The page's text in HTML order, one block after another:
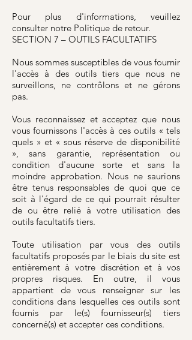
Pour plus d'informations, veuillez
consulter notre Politique de retour.
SECTION 7 – OUTILS FACULTATIFS
Nous sommes susceptibles de vous fournir
l'accès à des outils tiers que nous ne
surveillons, ne contrôlons et ne gérons
pas.
Vous reconnaissez et acceptez que nous
vous fournissons l'accès à ces outils « tels
quels » et « sous réserve de disponibilité
», sans garantie, représentation ou
condition d'aucune sorte et sans la
moindre approbation. Nous ne saurions
être tenus responsables de quoi que ce
soit à l'égard de ce qui pourrait résulter
de ou être relié à votre utilisation des
outils facultatifs tiers.
Toute utilisation par vous des outils
facultatifs proposés par le biais du site est
entièrement à votre discrétion et à vos
propres risques. En outre, il vous
appartient de vous renseigner sur les
conditions dans lesquelles ces outils sont
fournis par le(s) fournisseur(s) tiers
concerné(s) et accepter ces conditions.